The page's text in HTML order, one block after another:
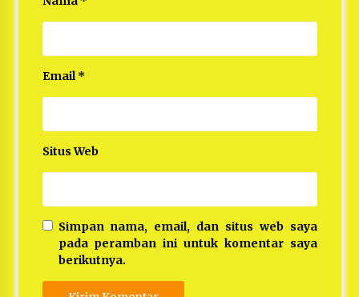
Email*
Situs Web
Simpan nama, email, dan situs web saya
pada peramban ini untuk komentar saya
berikutnya.